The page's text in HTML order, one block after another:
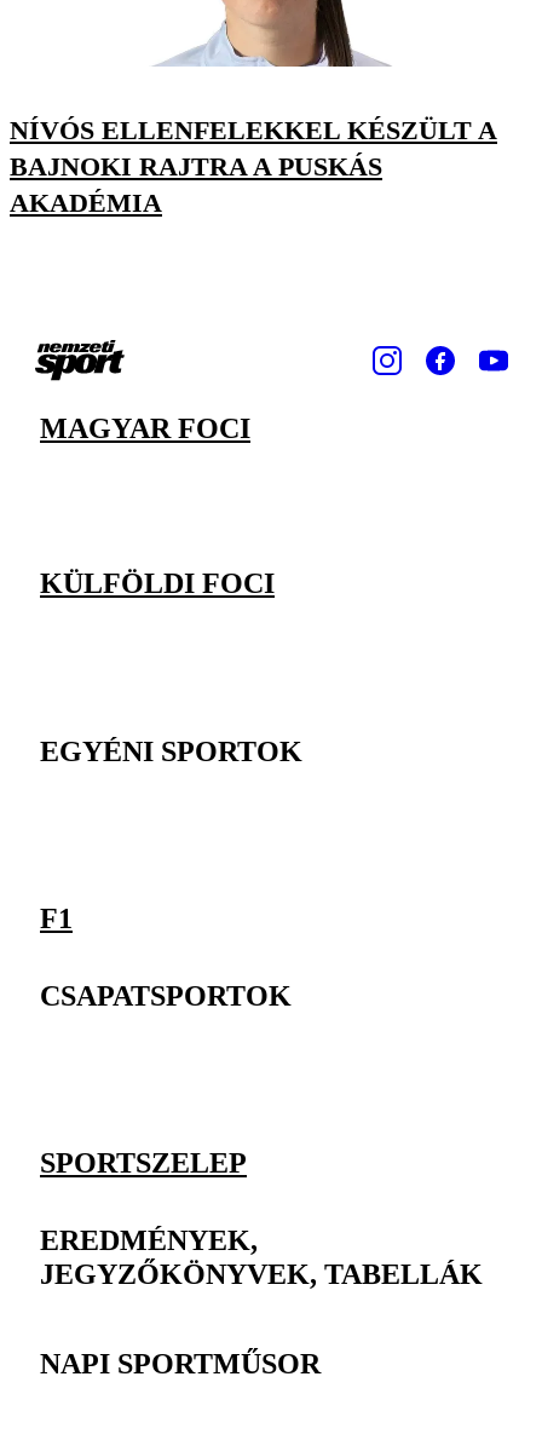
NÍVÓS ELLENFELEKKEL KÉSZÜLT A
BAJNOKI RAJTRA A PUSKÁS
AKADÉMIA
MAGYAR FOCI
KÜLFÖLDI FOCI
EGYÉNI SPORTOK
F1
CSAPATSPORTOK
SPORTSZELEP
EREDMÉNYEK,
JEGYZŐKÖNYVEK, TABELLÁK
NAPI SPORTMŰSOR